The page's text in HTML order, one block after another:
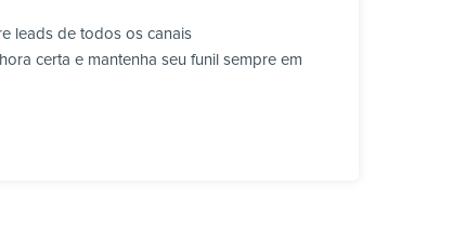
leads de todos os canais
certa e mantenha seu funil sempre em